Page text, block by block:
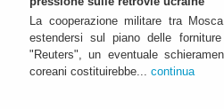
La cooperazione militare tra
estendersi sul piano delle
"Reuters", un eventuale
coreani costituirebbe... continua